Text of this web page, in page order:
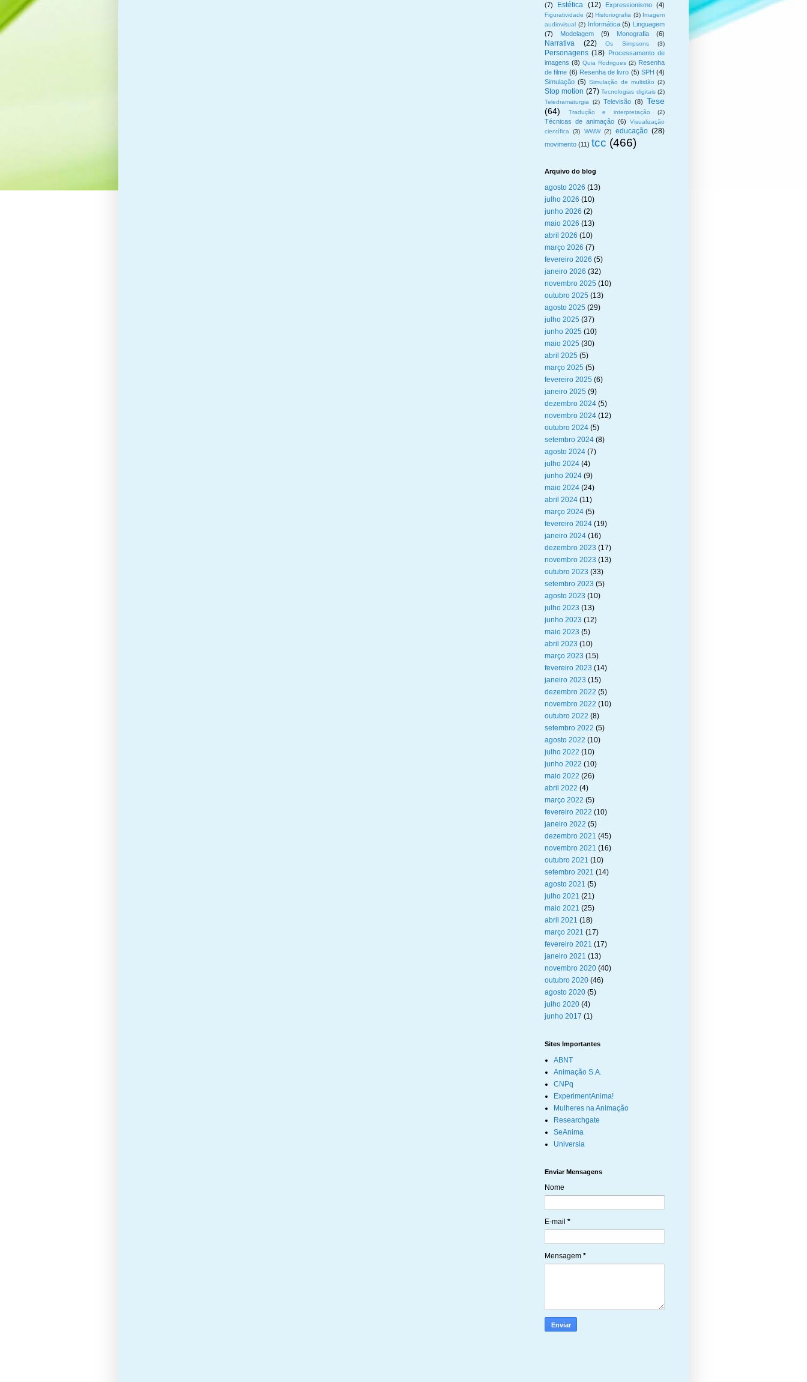
(7)
Estética (12) Expressionismo (4)
Figuratividade (2) Historiografia (3) Imagem
audiovisual (2) Informática (5) Linguagem
(7)
Modelagem (9) Monografia (6)
Narrativa (22) Os Simpsons (3)
Personagens (18) Processamento de
imagens (8) Quia Rodrigues (2) Resenha
de filme (6) Resenha de livro (5) SPH (4)
Simulação (5) Simulação de multidão (2)
Stop motion (27) Tecnologias digitais (2)
Teledramaturgia
(2) Televisão (8) Tese
(64)
Tradução e interpretação (2)
Técnicas de animação (6)
Visualização
científica
(3) WWW (2) educação (28)
movimento (11) tcc (466)
Arquivo do blog
agosto 2026 (13)
julho 2026 (10)
junho 2026 (2)
maio 2026 (13)
abril 2026 (10)
março 2026 (7)
fevereiro 2026 (5)
janeiro 2026 (32)
novembro 2025 (10)
outubro 2025 (13)
agosto 2025 (29)
julho 2025 (37)
junho 2025 (10)
maio 2025 (30)
abril 2025 (5)
março 2025 (5)
fevereiro 2025 (6)
janeiro 2025 (9)
dezembro 2024 (5)
novembro 2024 (12)
outubro 2024 (5)
setembro 2024 (8)
agosto 2024 (7)
julho 2024 (4)
junho 2024 (9)
maio 2024 (24)
abril 2024 (11)
março 2024 (5)
fevereiro 2024 (19)
janeiro 2024 (16)
dezembro 2023 (17)
novembro 2023 (13)
outubro 2023 (33)
setembro 2023 (5)
agosto 2023 (10)
julho 2023 (13)
junho 2023 (12)
maio 2023 (5)
abril 2023 (10)
março 2023 (15)
fevereiro 2023 (14)
janeiro 2023 (15)
dezembro 2022 (5)
novembro 2022 (10)
outubro 2022 (8)
setembro 2022 (5)
agosto 2022 (10)
julho 2022 (10)
junho 2022 (10)
maio 2022 (26)
abril 2022 (4)
março 2022 (5)
fevereiro 2022 (10)
janeiro 2022 (5)
dezembro 2021 (45)
novembro 2021 (16)
outubro 2021 (10)
setembro 2021 (14)
agosto 2021 (5)
julho 2021 (21)
maio 2021 (25)
abril 2021 (18)
março 2021 (17)
fevereiro 2021 (17)
janeiro 2021 (13)
novembro 2020 (40)
outubro 2020 (46)
agosto 2020 (5)
julho 2020 (4)
junho 2017 (1)
Sites Importantes
ABNT
Animação S.A.
CNPq
ExperimentAnima!
Mulheres na Animação
Researchgate
SeAnima
Universia
Enviar Mensagens
Nome
E-mail *
Mensagem *